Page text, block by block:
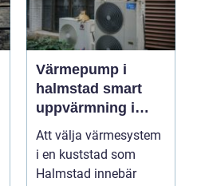
Värmepump i
halmstad smart
uppvärmning i
kustklimat
Att välja värmesystem
i en kuststad som
Halmstad innebär